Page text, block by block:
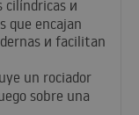
cilíndricas и
que encajan
и facilitan
un rociador
sobre una